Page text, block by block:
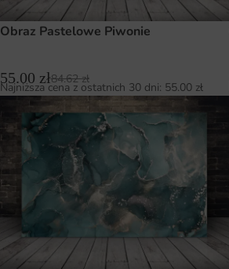
Obraz Pastelowe Piwonie
55.00 zł84.62zł
Najniższa cena z ostatnich 30 dni: 55.00 zł